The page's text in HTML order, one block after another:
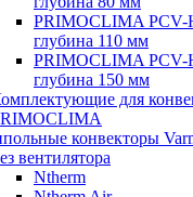
PRIMOCLIMA PCV-
глубина 110 мм
PRIMOCLIMA PCV-
глубина 150 мм
для
конвекторы
вентилятора
Ntherm